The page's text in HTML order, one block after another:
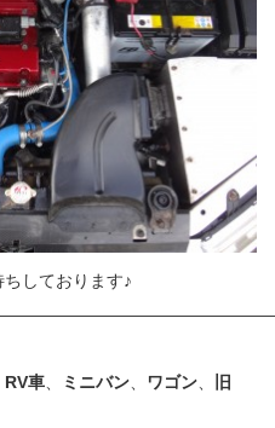
しております♪
RV車、 ミニバン、 ワゴン、
旧